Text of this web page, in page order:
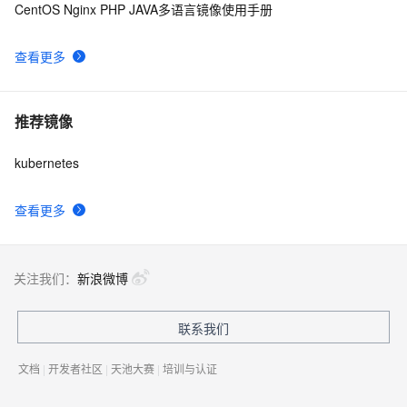
查看更多
CentOS Nginx PHP JAVA多语言镜像使用手册
推荐镜像
查看更多
kubernetes
关注我们： 新浪微博
联系我们
文档 | 开发者社区 | 天池大赛 | 培训与认证